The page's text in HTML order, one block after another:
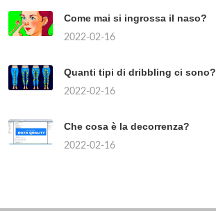
Come mai si ingrossa il naso?
2022-02-16
Quanti tipi di dribbling ci sono?
2022-02-16
Che cosa è la decorrenza?
2022-02-16